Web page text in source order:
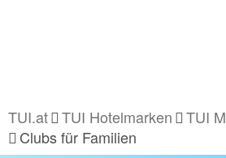
TUI.at TUI Hotelmarken
TUI
Clubs für Familien